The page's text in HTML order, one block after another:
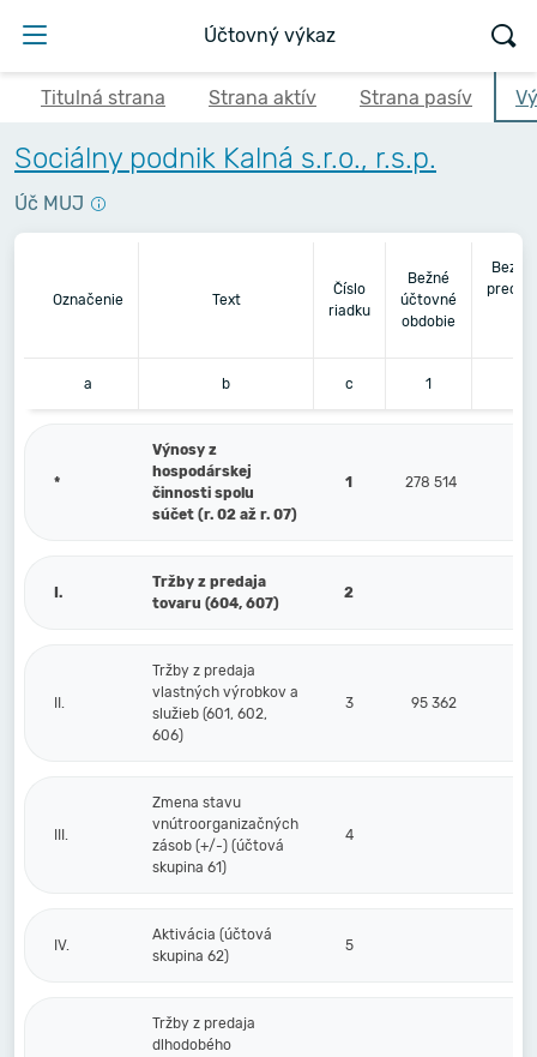
Účtovný výkaz
Titulná strana Strana aktív Strana pasív
Sociálny podnik Kalná s.r.o., r.s.p.
Úč MUJ
Označenie Text
Číslo
riadku
Bežné
účtovné
obdobie
a b c 1
*
Výnosy z
hospodárskej
činnosti spolu
súčet (r. 02 až r. 07)
1 278 514
I.
Tržby z predaja
tovaru (604, 607)
2
II.
Tržby z predaja
vlastných výrobkov a
služieb (601, 602,
606)
3 95 362
III.
Zmena stavu
vnútroorganizačných
zásob (+/-) (účtová
skupina 61)
4
IV.
Aktivácia (účtová
skupina 62)
5
Tržby z predaja
dlhodobého